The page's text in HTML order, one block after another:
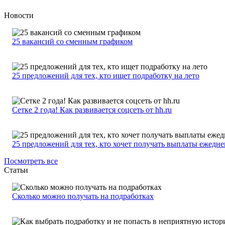
Новости
25 вакансий со сменным графиком
25 предложений для тех, кто ищет подработку на лето
Сетке 2 года! Как развивается соцсеть от hh.ru
25 предложений для тех, кто хочет получать выплаты
Посмотреть все
Статьи
Сколько можно получать на подработках